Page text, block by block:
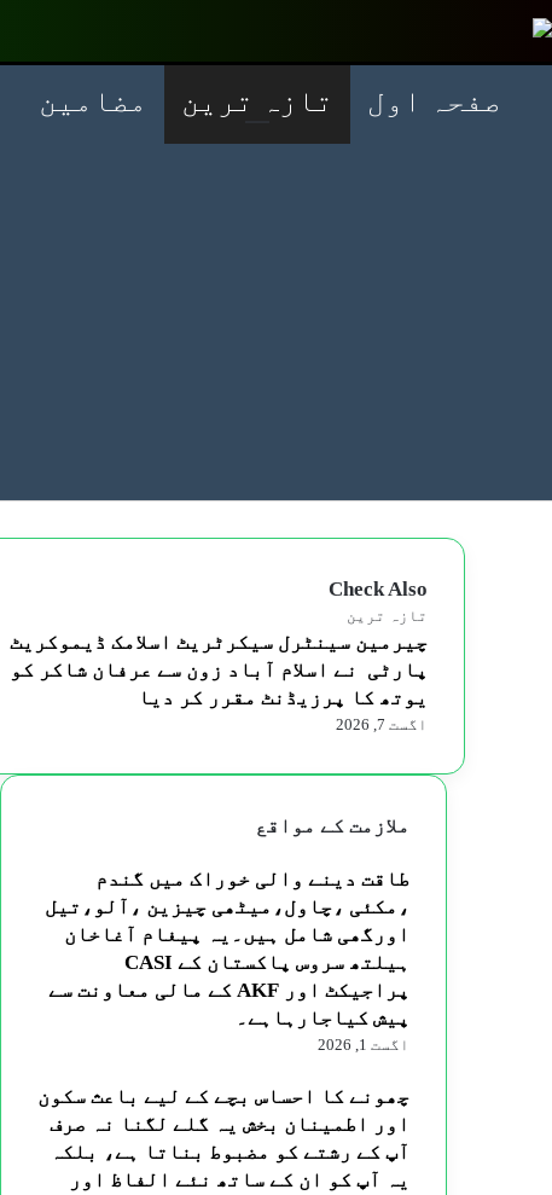
صفحہ اول تازہ ترین مضامین
Check Also
Close
تازہ ترین
چیرمین سینٹرل سیکرٹریٹ اسلامک ڈیموکریٹ
پارٹی نے اسلام آباد زون سے عرفان شاکر کو
یوتھ کا پرزیڈنٹ مقرر کر دیا
اگست 7, 2026
ملازمت کے مواقع
طاقت دینے والی خوراک میں گندم
،مکئی ،چاول،میٹھی چیزین ،آلو،تیل
اورگھی شامل ہیں۔یہ پیغام آغاخان
ہیلتھ سروس پاکستان کے CASI
پراجیکٹ اور AKF کے مالی معاونت سے
پیش کیاجارہاہے۔
اگست 1, 2026
چھونے کا احساس بچے کے لیے باعث سکون
اور اطمینان بخش یہ گلے لگنا نہ صرف
آپ کے رشتے کو مضبوط بناتا ہے، بلکہ
یہ آپ کو ان کے ساتھ نئے الفاظ اور